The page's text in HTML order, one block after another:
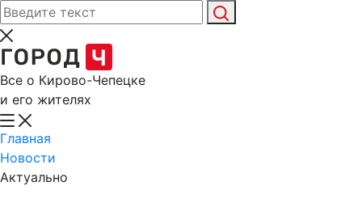
Все о Кирово-Чепецке
и его жителях
Главная
Новости
Актуально